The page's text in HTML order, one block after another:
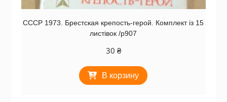
СССР 1973. Брестская крепость-герой. Комплект із 15
листівок /р907
30 ₴
В корзину